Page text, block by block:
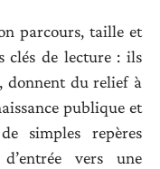
parcours, taille et
clés de lecture : ils
donnent du relief à
publique et
simples repères
vers une